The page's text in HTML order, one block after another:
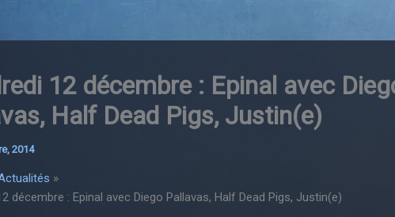
12 décembre : Epinal avec
Half Dead Pigs, Justin(e)
2014
décembre : Epinal avec Diego Pallavas, Half Dead Pigs, Justin(e)